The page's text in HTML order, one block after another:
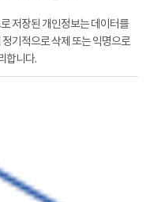
저장된 개인정보는 데이터를
기적으로 삭제 또는 익명으로
합니다.